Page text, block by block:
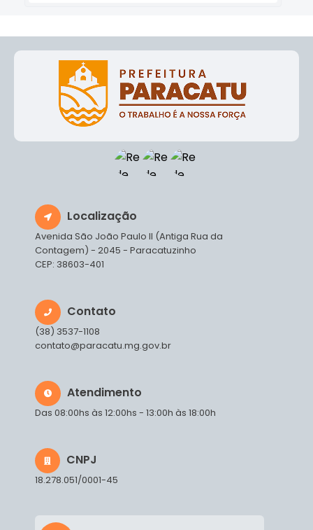
Localização
Avenida São João Paulo II (Antiga Rua da
Contagem) - 2045 - Paracatuzinho
CEP: 38603-401
Contato
(38) 3537-1108
contato@paracatu.mg.gov.br
Atendimento
Das 08:00hs às 12:00hs - 13:00h às 18:00h
CNPJ
18.278.051/0001-45